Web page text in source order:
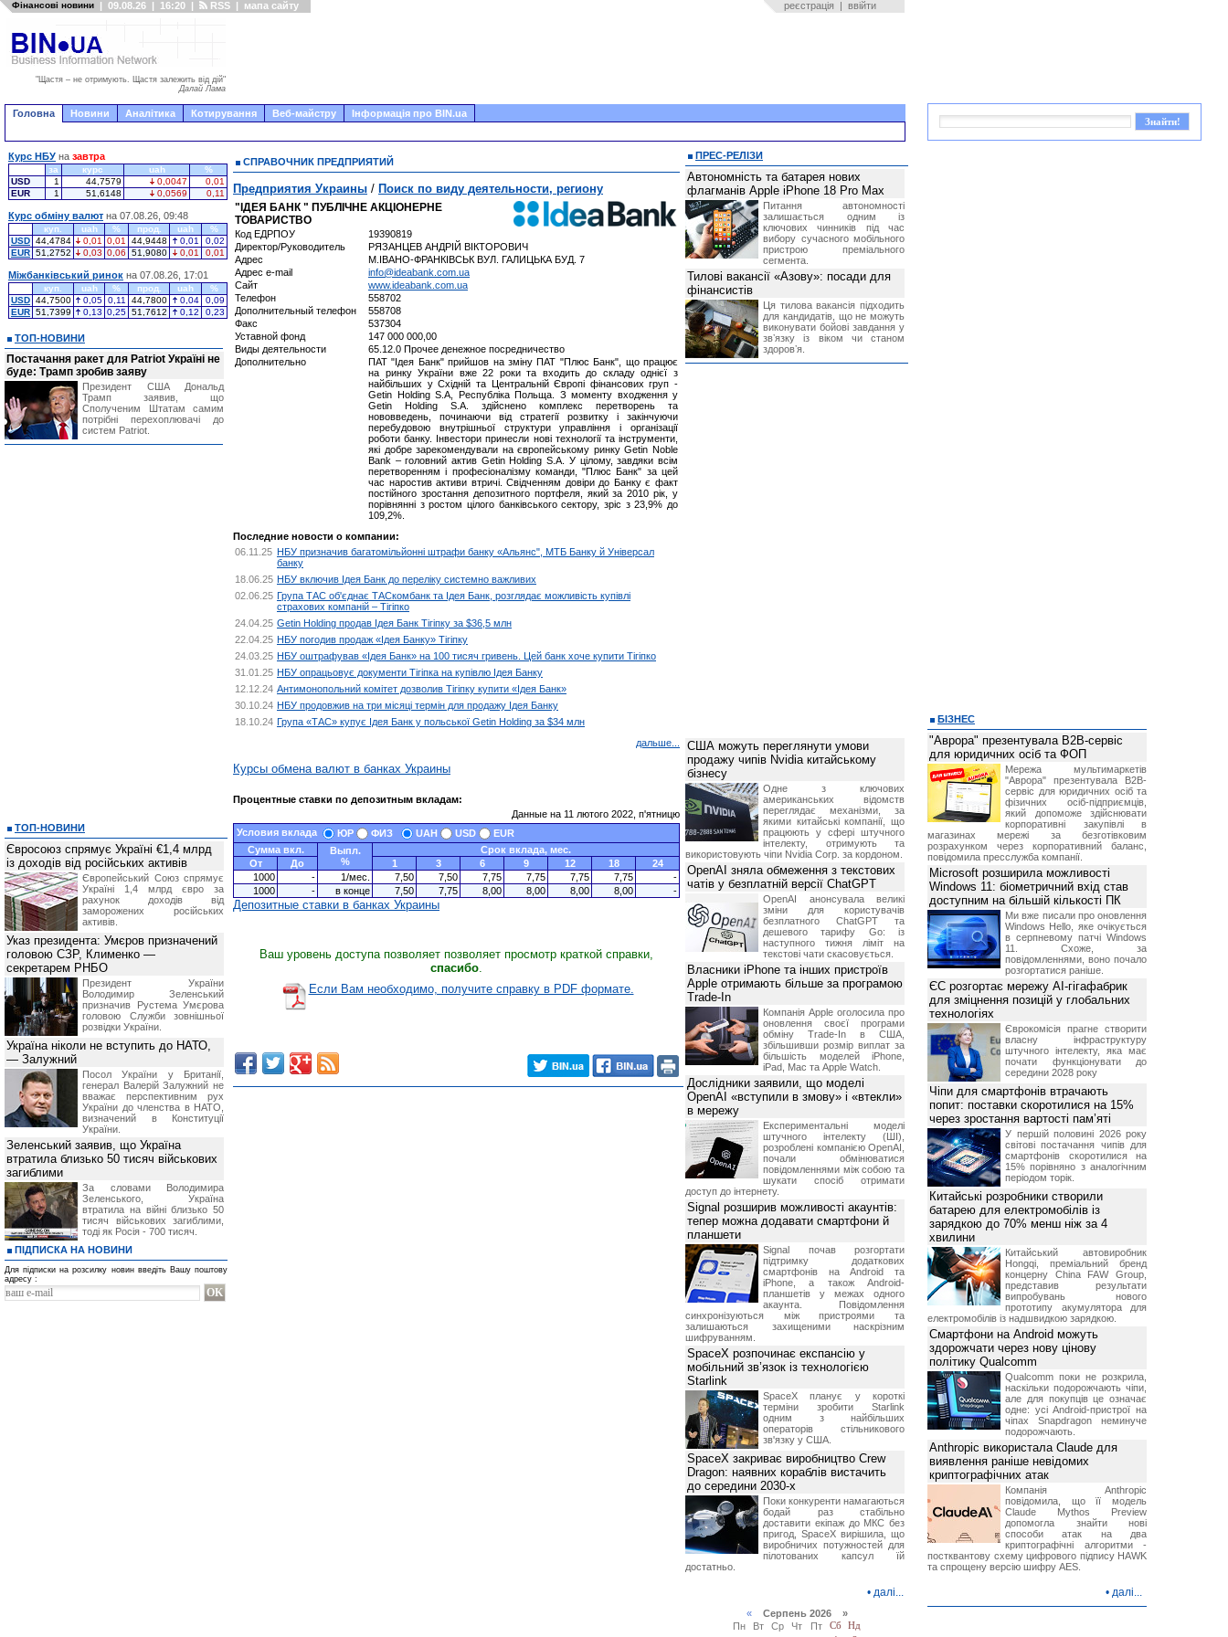
Фінансові новини | 09.08.26 | 16:20 | RSS | мапа сайту реєстрація | ввійти
"Щастя – не отримують. Щастя залежить від дій"
Далай Лама
Головна Новини Аналітика Котирування Веб-майстру Інформація про BIN.ua
СПРАВОЧНИК ПРЕДПРИЯТИЙ
Предприятия Украины / Поиск по виду деятельности, региону
"ІДЕЯ БАНК " ПУБЛІЧНЕ АКЦІОНЕРНЕ
ТОВАРИСТВО
Код ЕДРПОУ
19390819
Директор/Руководитель
РЯЗАНЦЕВ АНДРІЙ ВІКТОРОВИЧ
Адрес
М.ІВАНО-ФРАНКІВСЬК ВУЛ. ГАЛИЦЬКА БУД. 7
Адрес e-mail
info@ideabank.com.ua
Сайт
www.ideabank.com.ua
Телефон
558702
Дополнительный телефон
558708
Факс
537304
Уставной фонд
147 000 000,00
Виды деятельности
65.12.0 Прочее денежное посредничество
Дополнительно
ПАТ "Ідея Банк" прийшов на зміну ПАТ "Плюс Банк", що працює
на ринку України вже 22 роки та входить до складу однієї з
найбільших у Східній та Центральній Європі фінансових груп -
Getin Holding S.A, Республіка Польща. З моменту входження у
Getin Holding S.A. здійснено комплекс перетворень та
нововведень, починаючи від стратегії розвитку і закінчуючи
перебудовою внутрішньої структури управління і організації
роботи банку. Інвестори принесли нові технології та інструменти,
які добре зарекомендували на європейському ринку Getin Noble
Bank – головний актив Getin Holding S.A. У цілому, завдяки всім
перетворенням і професіоналізму команди, "Плюс Банк" за цей
час наростив активи втричі. Свідченням довіри до Банку є факт
постійного зростання депозитного портфеля, який за 2010 рік, у
порівнянні з ростом цілого банківського сектору, зріс з 23,9% до
109,2%.
Последние новости о компании:
06.11.25 НБУ призначив багатомільйонні штрафи банку «Альянс", МТБ Банку й Універсал
банку
18.06.25 НБУ включив Ідея Банк до переліку системно важливих
02.06.25 Група ТАС об'єднає ТАСкомбанк та Ідея Банк, розглядає можливість купівлі
страхових компаній – Тігіпко
24.04.25 Getin Holding продав Ідея Банк Тігіпку за $36,5 млн
22.04.25 НБУ погодив продаж «Ідея Банку» Тігіпку
24.03.25 НБУ оштрафував «Ідея Банк» на 100 тисяч гривень. Цей банк хоче купити Тігіпко
31.01.25 НБУ опрацьовує документи Тігіпка на купівлю Ідея Банку
12.12.24 Антимонопольний комітет дозволив Тігіпку купити «Ідея Банк»
30.10.24 НБУ продовжив на три місяці термін для продажу Ідея Банку
18.10.24 Група «ТАС» купує Ідея Банк у польської Getin Holding за $34 млн
дальше...
Курсы обмена валют в банках Украины
Процентные ставки по депозитным вкладам:
Данные на 11 лютого 2022, п'ятницю
Условия вклада
ЮР ФИЗ UAH USD
EUR
Сумма вкл.
Выпл.
%
Срок вклада, мес.
От
До 1 3 6 9 12 18
24
1000
- 1/мес. 7,50 7,50 7,75 7,75 7,75 7,75
-
1000
- в конце 7,50 7,75 8,00 8,00 8,00 8,00 -
Депозитные ставки в банках Украины
Ваш уровень доступа позволяет позволяет просмотр краткой справки,
спасибо.
Если Вам необходимо, получите справку в PDF формате.
Курс НБУ на завтра
за курс uah
%
USD
1 44,7579 0,0047
0,01
EUR
1 51,6148 0,0569 0,11
Курс обміну валют на 07.08.26, 09:48
куп. uah % прод. uah
%
USD 44,4784 0,01 0,01 44,9448 0,01
0,02
EUR 51,2752 0,03 0,06 51,9080 0,01 0,01
Міжбанківський ринок на 07.08.26, 17:01
куп. uah % прод. uah
%
USD 44,7500 0,05 0,11 44,7800 0,04
0,09
EUR 51,7399 0,13 0,25 51,7612 0,12 0,23
ТОП-НОВИНИ
Постачання ракет для Patriot Україні не
буде: Трамп зробив заяву
Президент США Дональд
Трамп заявив, що
Сполученим Штатам самим
потрібні перехоплювачі до
систем Patriot.
ТОП-НОВИНИ
Євросоюз спрямує Україні €1,4 млрд
із доходів від російських активів
Європейський Союз спрямує
Україні 1,4 млрд євро за
рахунок доходів від
заморожених російських
активів.
Указ президента: Умєров призначений
головою СЗР, Клименко —
секретарем РНБО
Президент України
Володимир Зеленський
призначив Pустема Умєрова
головою Служби зовнішньої
розвідки України.
Україна ніколи не вступить до НАТО,
— Залужний
Посол України у Британії,
генерал Валерій Залужний не
вважає перспективним рух
України до членства в НАТО,
визначений в Конституції
України.
Зеленський заявив, що Україна
втратила близько 50 тисяч військових
загиблими
За словами Володимира
Зеленського, Україна
втратила на війні близько 50
тисяч військових загиблими,
тоді як Росія - 700 тисяч.
ПІДПИСКА НА НОВИНИ
Для підписки на розсилку новин введіть Вашу поштову
адресу :
ПРЕС-РЕЛІЗИ
Автономність та батарея нових
флагманів Apple iPhone 18 Pro Max
Питання автономності
залишається одним із
ключових чинників під час
вибору сучасного мобільного
пристрою преміального
сегмента.
Тилові вакансії «Азову»: посади для
фінансистів
Ця тилова вакансія підходить
для кандидатів, що не можуть
виконувати бойові завдання у
звʼязку із віком чи станом
здоровʼя.
США можуть переглянути умови
продажу чипів Nvidia китайському
бізнесу
Одне з ключових
американських відомств
переглядає механізми, за
якими китайські компанії, що
працюють у сфері штучного
інтелекту, отримують та
використовують чіпи Nvidia Corp. за кордоном.
OpenAI зняла обмеження з текстових
чатів у безплатній версії ChatGPT
OpenAI анонсувала великі
зміни для користувачів
безплатного ChatGPT та
дешевого тарифу Go: із
наступного тижня ліміт на
текстові чати скасовується.
Власники iPhone та інших пристроїв
Apple отримають більше за програмою
Trade-In
Компанія Apple оголосила про
оновлення своєї програми
обміну Trade-In в США,
збільшивши розмір виплат за
більшість моделей iPhone,
iPad, Mac та Apple Watch.
Дослідники заявили, що моделі
OpenAI «вступили в змову» і «втекли»
в мережу
Експериментальні моделі
штучного інтелекту (ШІ),
розроблені компанією OpenAI,
почали обмінюватися
повідомленнями між собою та
шукати спосіб отримати
доступ до інтернету.
Signal розширив можливості акаунтів:
тепер можна додавати смартфони й
планшети
Signal почав розгортати
підтримку додаткових
смартфонів на Android та
iPhone, а також Android-
планшетів у межах одного
акаунта. Повідомлення
синхронізуються між пристроями та
залишаються захищеними наскрізним
шифруванням.
SpaceX розпочинає експансію у
мобільний зв’язок із технологією
Starlink
SpaceX планує у короткі
терміни зробити Starlink
одним з найбільших
операторів стільникового
зв'язку у США.
SpaceX закриває виробництво Crew
Dragon: наявних кораблів вистачить
до середини 2030-х
Поки конкуренти намагаються
бодай раз стабільно
доставити екіпаж до МКС без
пригод, SpaceX вирішила, що
виробничих потужностей для
пілотованих капсул їй
достатньо.
• далі...
«Серпень 2026 »
Пн
Вт Ср Чт Пт Сб
Нд
БІЗНЕС
"Аврора" презентувала B2B-сервіс
для юридичних осіб та ФОП
Мережа мультимаркетів
"Аврора" презентувала B2B-
сервіс для юридичних осіб та
фізичних осіб-підприємців,
який допоможе здійснювати
корпоративні закупівлі в
магазинах мережі за безготівковим
розрахунком через корпоративний баланс,
повідомила пресслужба компанії.
Microsoft розширила можливості
Windows 11: біометричний вхід став
доступним на більшій кількості ПК
Ми вже писали про оновлення
Windows Hello, яке очікується
в серпневому патчі Windows
11. Схоже, за
повідомленнями, воно почало
розгортатися раніше.
ЄС розгортає мережу AI-гігафабрик
для зміцнення позицій у глобальних
технологіях
Єврокомісія прагне створити
власну інфраструктуру
штучного інтелекту, яка має
почати функціонувати до
середини 2028 року
Чіпи для смартфонів втрачають
попит: поставки скоротилися на 15%
через зростання вартості пам’яті
У першій половині 2026 року
світові постачання чипів для
смартфонів скоротилися на
15% порівняно з аналогічним
періодом торік.
Китайські розробники створили
батарею для електромобілів із
зарядкою до 70% менш ніж за 4
хвилини
Китайський автовиробник
Hongqi, преміальний бренд
концерну China FAW Group,
представив результати
випробувань нового
прототипу акумулятора для
електромобілів із надшвидкою зарядкою.
Смартфони на Android можуть
здорожчати через нову цінову
політику Qualcomm
Qualcomm поки не розкрила,
наскільки подорожчають чіпи,
але для покупців це означає
одне: усі Android-пристрої на
чіпах Snapdragon неминуче
подорожчають.
Anthropic використала Claude для
виявлення раніше невідомих
криптографічних атак
Компанія Anthropic
повідомила, що її модель
Claude Mythos Preview
допомогла знайти нові
способи атак на два
криптографічні алгоритми -
постквантову схему цифрового підпису HAWK
та спрощену версію шифру AES.
• далі...